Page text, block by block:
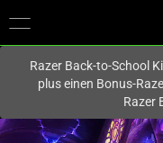
Du befindest dich aktuell
Razer Back-to-School
plus einen Bonus-
Razer